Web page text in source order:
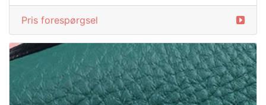
5573416/tøj fra CONVERSE
Pris forespørgsel